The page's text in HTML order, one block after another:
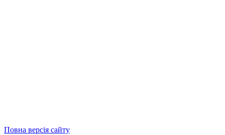
Повна версія сайту